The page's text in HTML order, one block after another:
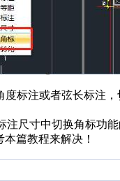
标注或者弦长标注
尺寸中切换角标功
篇教程来解决！